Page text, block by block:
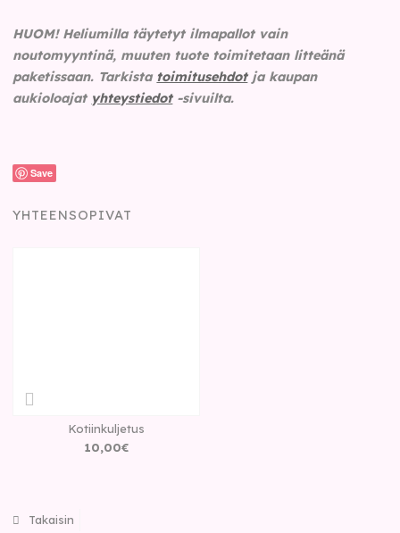
HUOM! Heliumilla täytetyt ilmapallot vain
noutomyyntinä, muuten tuote toimitetaan litteänä
paketissaan. Tarkista toimitusehdotja kaupan
aukioloajat yhteystiedot-sivuilta.
Save
YHTEENSOPIVAT
Kotiinkuljetus
10,00€
Takaisin